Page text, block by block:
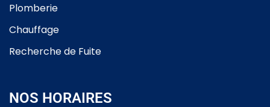
Plomberie
Chauffage
Recherche de Fuite
NOS HORAIRES